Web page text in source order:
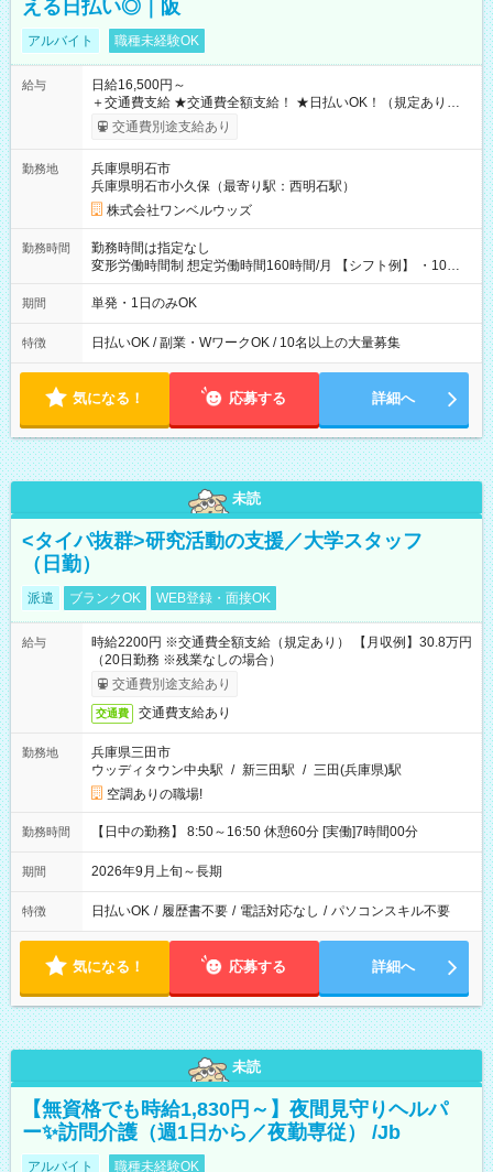
える日払い◎｜阪
アルバイト 職種未経験OK
給与
日給16,500円～
＋交通費支給 ★交通費全額支給！ ★日払いOK！（規定あり） ┗
働いたその日に現金GET♪ お仕事後はコンビニATMから 日払
交通費別途支給あり
勤務地
兵庫県明石市
兵庫県明石市小久保（最寄り駅：西明石駅）
株式会社ワンベルウッズ
勤務時間
勤務時間は指定なし
変形労働時間制 想定労働時間160時間/月 【シフト例】 ・10：
00～20：00
期間 単発・1日のみOK
特徴 日払いOK / 副業・WワークOK / 10名以上の大量募集
気になる！ 応募する 詳細へ
未読
<タイパ抜群>研究活動の支援／大学スタッフ
（日勤）
派遣 ブランクOK WEB登録・面接OK
給与
時給2200円 ※交通費全額支給（規定あり） 【月収例】30.8万円
（20日勤務 ※残業なしの場合）
交通費別途支給あり
交通費 交通費支給あり
勤務地
兵庫県三田市
ウッディタウン中央駅 / 新三田駅 / 三田(兵庫県)駅
空調ありの職場!
勤務時間 【日中の勤務】 8:50～16:50 休憩60分 [実働]7時間00分
期間 2026年9月上旬～長期
特徴 日払いOK / 履歴書不要 / 電話対応なし / パソコンスキル不要
気になる！ 応募する 詳細へ
未読
【無資格でも時給1,830円～】夜間見守りヘルパ
ー✨訪問介護（週1日から／夜勤専従） /Jb
アルバイト 職種未経験OK